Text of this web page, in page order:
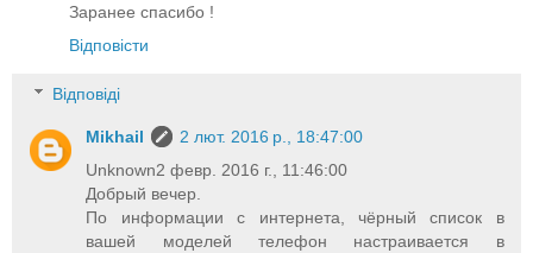
Заранее спасибо !
Відповісти
Відповіді
Mikhail
2 лют. 2016 р., 18:47:00
Unknown2 февр. 2016 г., 11:46:00
Добрый вечер.
По информации с интернета, чёрный список в
вашей моделей телефон настраивается в